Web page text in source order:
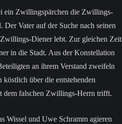
ein Zwillingspärchen die Zwillings-
Vater auf der Suche nach seinen
Diener lebt. Zur gleichen Zeit
in die Stadt. Aus der Konstellation
an ihrem Verstand zweifeln
über die entstehenden
dem falschen Zwillings-Herrn trifft.
Wissel und Uwe Schramm agieren